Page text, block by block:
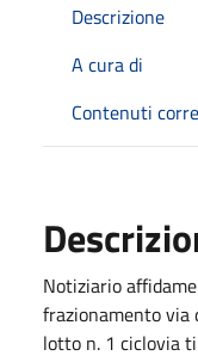
Descrizione
A cura di
Contenuti
Notiziario
frazionamento via
lotto n. 1 ciclovia